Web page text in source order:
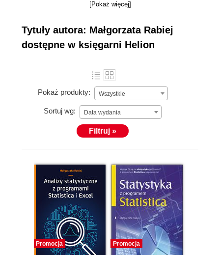
programów naukowych WAXFIT i SAXSDAT
zarówno w kraju jak i za granicą.
[Pokaż więcej]
Tytuły autora: Małgorzata Rabiej
dostępne w księgarni Helion
Pokaż produkty: Wszystkie
Sortuj wg: Data wydania
Filtruj »
Promocja Promocja